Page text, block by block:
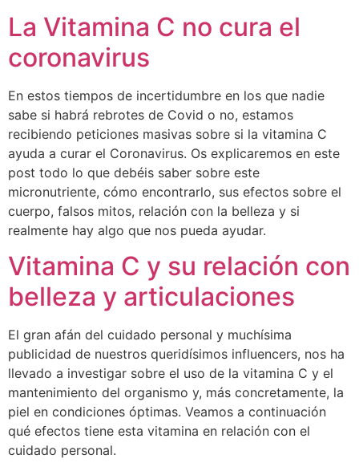
La Vitamina C no cura el
coronavirus
En estos tiempos de incertidumbre en los que nadie
sabe si habrá rebrotes de Covid o no, estamos
recibiendo peticiones masivas sobre si la vitamina C
ayuda a curar el Coronavirus. Os explicaremos en este
post todo lo que debéis saber sobre este
micronutriente, cómo encontrarlo, sus efectos sobre el
cuerpo, falsos mitos, relación con la belleza y si
realmente hay algo que nos pueda ayudar.
Vitamina C y su relación con
belleza y articulaciones
El gran afán del cuidado personal y muchísima
publicidad de nuestros queridísimos influencers, nos ha
llevado a investigar sobre el uso de la vitamina C y el
mantenimiento del organismo y, más concretamente, la
piel en condiciones óptimas. Veamos a continuación
qué efectos tiene esta vitamina en relación con el
cuidado personal.